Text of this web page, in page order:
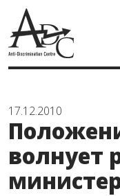
17.12.2010
волнует